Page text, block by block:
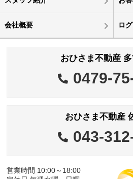
会社概要 ロ
おひさま不動産
0479-
おひさま不動産
043-
営業時間 10:00～18:00